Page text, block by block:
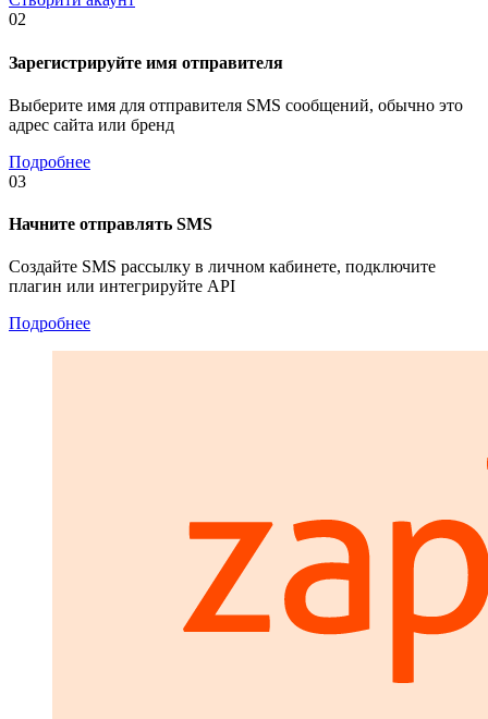
02
Зарегистрируйте имя отправителя
Выберите имя для отправителя SMS сообщений, обычно это
адрес сайта или бренд
Подробнее
03
Начните отправлять SMS
Создайте SMS рассылку в личном кабинете, подключите
плагин или интегрируйте API
Подробнее